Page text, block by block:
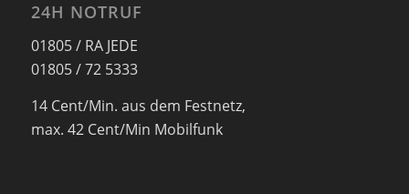
24H NOTRUF
01805 / RA JEDE
01805 / 72 5333
14 Cent/Min. aus dem Festnetz,
max. 42 Cent/Min Mobilfunk